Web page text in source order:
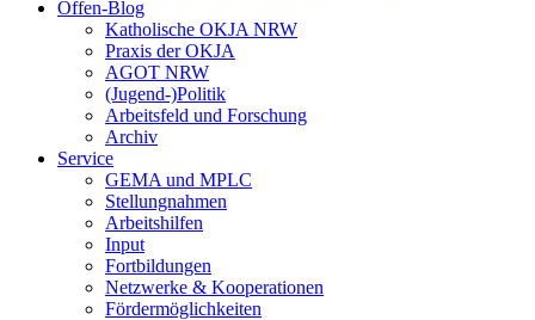
Offen-Blog
Katholische OKJA NRW
Praxis der OKJA
AGOT NRW
(Jugend-)Politik
Arbeitsfeld und Forschung
Archiv
Service
GEMA und MPLC
Stellungnahmen
Arbeitshilfen
Input
Fortbildungen
Netzwerke & Kooperationen
Fördermöglichkeiten